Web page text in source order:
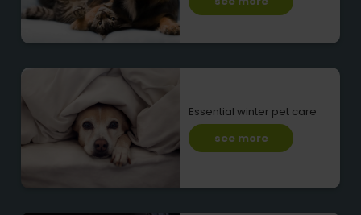
Essential winter pet care
see more